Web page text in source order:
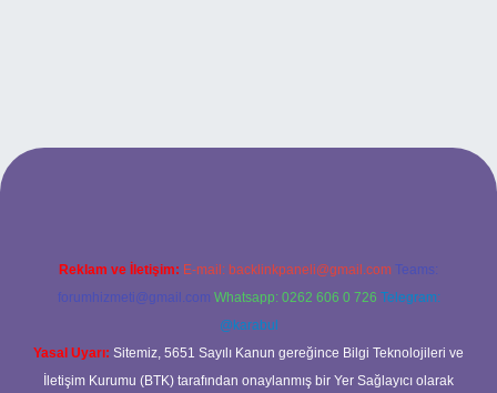
Reklam ve İletişim: E-mail: backlinkpaneli@gmail.com Teams:
forumhizmeti@gmail.com Whatsapp: 0262 606 0 726 Telegram:
@karabul
Yasal Uyarı: Sitemiz, 5651 Sayılı Kanun gereğince Bilgi Teknolojileri ve
İletişim Kurumu (BTK) tarafından onaylanmış bir Yer Sağlayıcı olarak